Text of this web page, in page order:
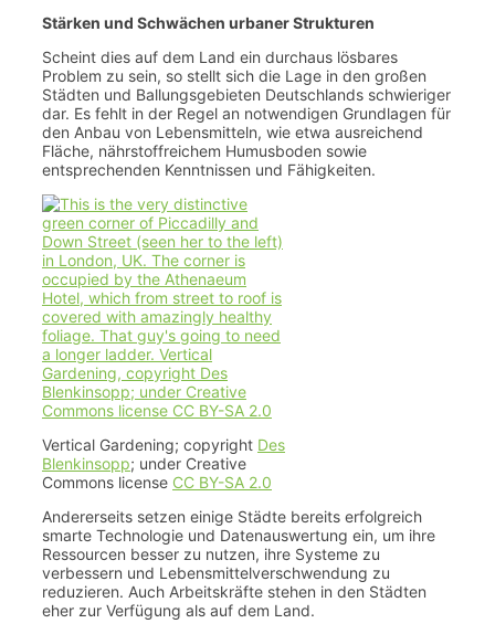
Stärken und Schwächen urbaner Strukturen
Scheint dies auf dem Land ein durchaus lösbares
Problem zu sein, so stellt sich die Lage in den großen
Städten und Ballungsgebieten ­Deutschlands schwieriger
dar. Es fehlt in der Regel an notwendigen Grundlagen für
den Anbau von Lebensmitteln, wie etwa ausreichend
Fläche, nährstoffreichem Humusboden sowie
entsprechenden Kenntnissen und Fähigkeiten.
Vertical Gardening; copyright Des
Blenkinsopp; under Creative
Commons license CC BY-SA 2.0
Andererseits setzen einige Städte bereits erfolgreich
smarte Technologie und Datenauswertung ein, um ihre
Ressourcen besser zu nutzen, ihre Systeme zu
verbessern und Lebensmittelverschwendung zu
reduzieren. Auch Arbeitskräfte stehen in den Städten
eher zur Verfügung als auf dem Land.